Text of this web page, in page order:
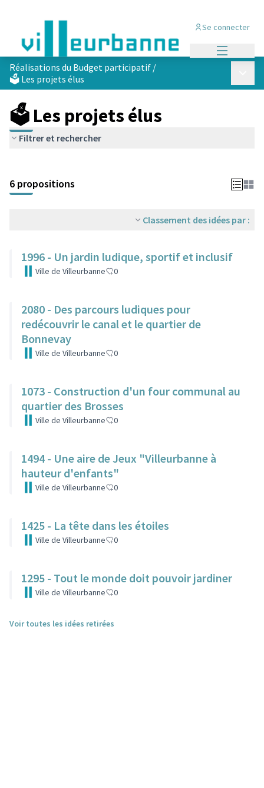
Se connecter
Réalisations du Budget participatif /
🗳️ Les projets élus
🗳️ Les projets élus
Filtrer et rechercher
+
−
6 propositions
Classement des idées par :
1996 - Un jardin ludique, sportif et inclusif
Ville de Villeurbanne 0
2080 - Des parcours ludiques pour
redécouvrir le canal et le quartier de
Bonnevay
Ville de Villeurbanne 0
1073 - Construction d'un four communal au
quartier des Brosses
Ville de Villeurbanne 0
1494 - Une aire de Jeux "Villeurbanne à
hauteur d'enfants"
Ville de Villeurbanne 0
1425 - La tête dans les étoiles
Ville de Villeurbanne 0
1295 - Tout le monde doit pouvoir jardiner
Ville de Villeurbanne 0
Voir toutes les idées retirées